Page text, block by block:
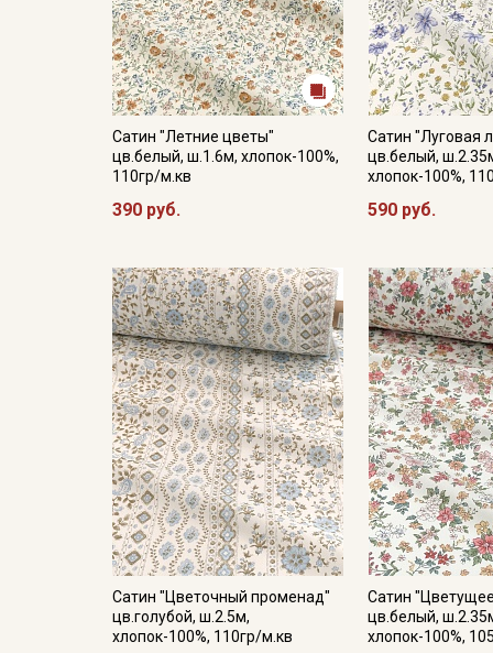
Сатин "Летние цветы"
цв.белый, ш.1.6м, хлопок-100%,
110гр/м.кв
390 руб.
Сатин "Луговая
цв.белый,
хлопок-100%,
590 руб.
Сатин "Цветочный променад"
цв.голубой, ш.2.5м,
хлопок-100%, 110гр/м.кв
Сатин
цв.белый,
хлопок-100%,